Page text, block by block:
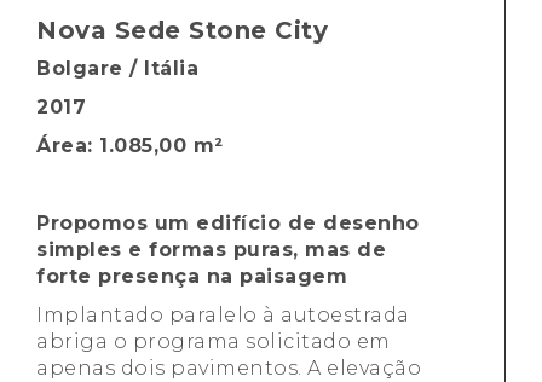
Nova Sede Stone City
Bolgare / Itália
2017
Área: 1.085,00 m²
Propomos um edifício de desenho
simples e formas puras, mas de
forte presença na paisagem
Implantado paralelo à autoestrada
abriga o programa solicitado em
apenas dois pavimentos. A elevação